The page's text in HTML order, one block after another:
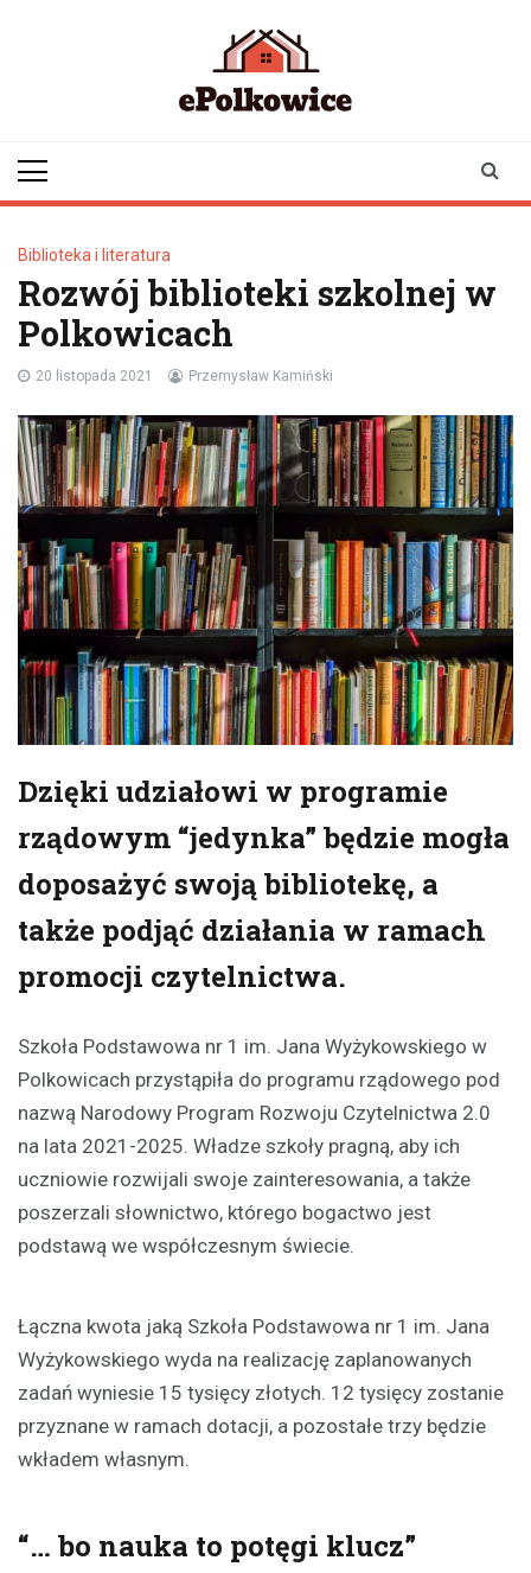
Biblioteka i literatura
Rozwój biblioteki szkolnej w
Polkowicach
20 listopada 2021 Przemysław Kamiński
Dzięki udziałowi w programie
rządowym “jedynka” będzie mogła
doposażyć swoją bibliotekę, a
także podjąć działania w ramach
promocji czytelnictwa.
Szkoła Podstawowa nr 1 im. Jana Wyżykowskiego w
Polkowicach przystąpiła do programu rządowego pod
nazwą Narodowy Program Rozwoju Czytelnictwa 2.0
na lata 2021-2025. Władze szkoły pragną, aby ich
uczniowie rozwijali swoje zainteresowania, a także
poszerzali słownictwo, którego bogactwo jest
podstawą we współczesnym świecie.
Łączna kwota jaką Szkoła Podstawowa nr 1 im. Jana
Wyżykowskiego wyda na realizację zaplanowanych
zadań wyniesie 15 tysięcy złotych. 12 tysięcy zostanie
przyznane w ramach dotacji, a pozostałe trzy będzie
wkładem własnym.
“… bo nauka to potęgi klucz”